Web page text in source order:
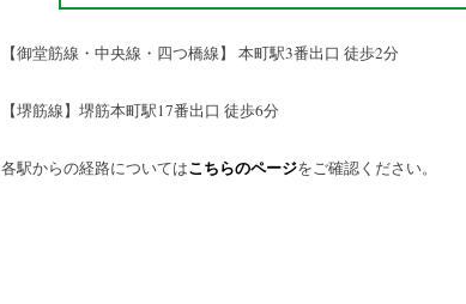
【御堂筋線・中央線・四つ橋線】 本町駅3番出口 徒歩2分
【堺筋線】堺筋本町駅17番出口 徒歩6分
各駅からの経路についてはこちらのページをご確認ください。